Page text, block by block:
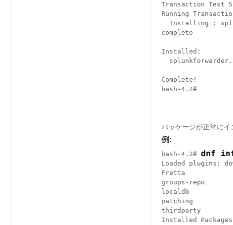
Transaction Test
Running
Installing :
complete
Installed:
Complete!
bash-4.2#
パッケージが正常にイ
例:
bash-4.2# dnf
Loaded plugins:
Fretta
groups-repo
localdb
patching
thirdparty
Installed Packages